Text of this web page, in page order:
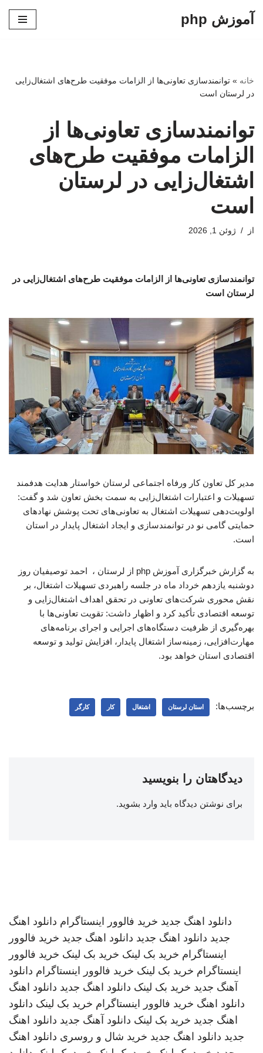
آموزش php
خانه » توانمندسازی تعاونی‌ها از الزامات موفقیت طرح‌های اشتغال‌زایی
در لرستان است
توانمندسازی تعاونی‌ها از
الزامات موفقیت طرح‌های
اشتغال‌زایی در لرستان
است
از ژوئن 1, 2026
توانمندسازی تعاونی‌ها از الزامات موفقیت طرح‌های اشتغال‌زایی در
لرستان است
مدیر کل تعاون کار ورفاه اجتماعی لرستان خواستار هدایت هدفمند
تسهیلات و اعتبارات اشتغال‌زایی به سمت بخش تعاون شد و گفت:
اولویت‌دهی تسهیلات اشتغال به تعاونی‌های تحت پوشش نهادهای
حمایتی گامی نو در توانمندسازی و ایجاد اشتغال پایدار در استان
است.
به گزارش خبرگزاری آموزش php از لرستان ، احمد توصیفیان روز
دوشنبه یازدهم خرداد ماه در جلسه راهبردی تسهیلات اشتغال، بر
نقش محوری شرکت‌های تعاونی در تحقق اهداف اشتغال‌زایی و
توسعه اقتصادی تأکید کرد و اظهار داشت: تقویت تعاونی‌ها با
بهره‌گیری از ظرفیت دستگاه‌های اجرایی و اجرای برنامه‌های
مهارت‌افزایی، زمینه‌ساز اشتغال پایدار، افزایش تولید و توسعه
اقتصادی استان خواهد بود.
برچسب‌ها: استان لرستان اشتغال کار کارگر
دیدگاهتان را بنویسید
برای نوشتن دیدگاه باید وارد بشوید.
دانلود اهنگ جدید خرید فالوور اینستاگرام دانلود اهنگ
جدید دانلود اهنگ جدید دانلود اهنگ جدید خرید فالوور
اینستاگرام خرید بک لینک خرید بک لینک خرید فالوور
اینستاگرام خرید بک لینک خرید فالوور اینستاگرام دانلود
آهنگ جدید خرید بک لینک دانلود اهنگ جدید دانلود اهنگ
دانلود اهنگ خرید فالوور اینستاگرام خرید بک لینک دانلود
اهنگ جدید خرید بک لینک دانلود آهنگ جدید دانلود اهنگ
جدید دانلود اهنگ جدید خرید شال و روسری دانلود اهنگ